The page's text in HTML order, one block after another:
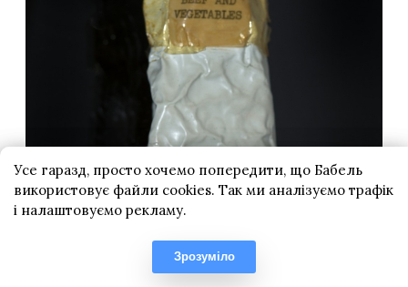
Усе гаразд, просто хочемо попередити, що Бабель
використовує файли cookies. Так ми аналізуємо трафік
і налаштовуємо рекламу.
Зрозуміло